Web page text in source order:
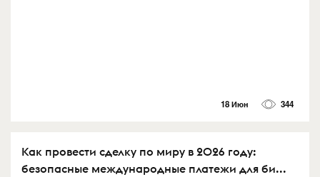
18 Июн 344
Как провести сделку по миру в 2026 году:
безопасные международные платежи для би...